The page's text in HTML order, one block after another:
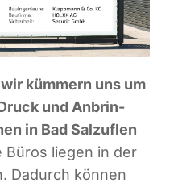
wir küm­mern uns um
und Anbrin­
in Bad Sal­zu­flen
Büros lie­gen in der
Dadurch kön­nen